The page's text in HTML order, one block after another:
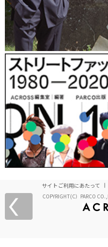
サイトご利用にあたって
COPYRIGHT(C）PARCO